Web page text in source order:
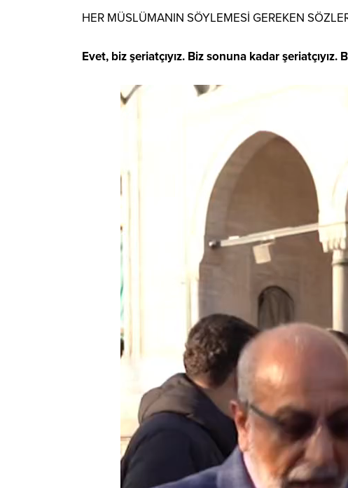
HER MÜSLÜMANIN SÖYLEMESİ GEREKEN
Evet, biz şeriatçıyız. Biz sonuna kadar